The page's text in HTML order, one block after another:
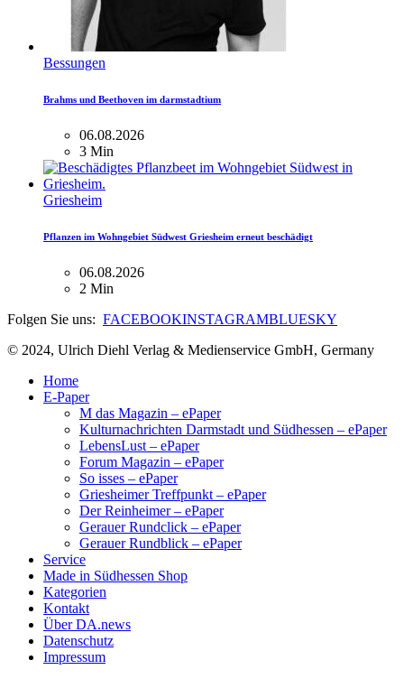
Bessungen
Brahms und Beethoven im darmstadtium
06.08.2026
3 Min
Griesheim
Pflanzen im Wohngebiet Südwest Griesheim erneut beschädigt
06.08.2026
2 Min
Folgen Sie uns: FACEBOOKINSTAGRAMBLUESKY
© 2024, Ulrich Diehl Verlag & Medienservice GmbH, Germany
Home
E-Paper
M das Magazin – ePaper
Kulturnachrichten Darmstadt und Südhessen – ePaper
LebensLust – ePaper
Forum Magazin – ePaper
So isses – ePaper
Griesheimer Treffpunkt – ePaper
Der Reinheimer – ePaper
Gerauer Rundclick – ePaper
Gerauer Rundblick – ePaper
Service
Made in Südhessen Shop
Kategorien
Kontakt
Über DA.news
Datenschutz
Impressum